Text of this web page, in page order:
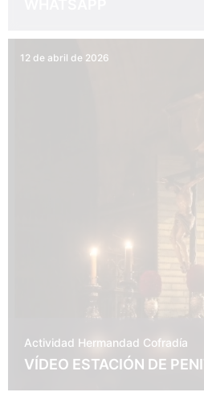
12 de abril de 2026
Actividad Hermandad Cofradía
VÍDEO ESTACIÓN DE